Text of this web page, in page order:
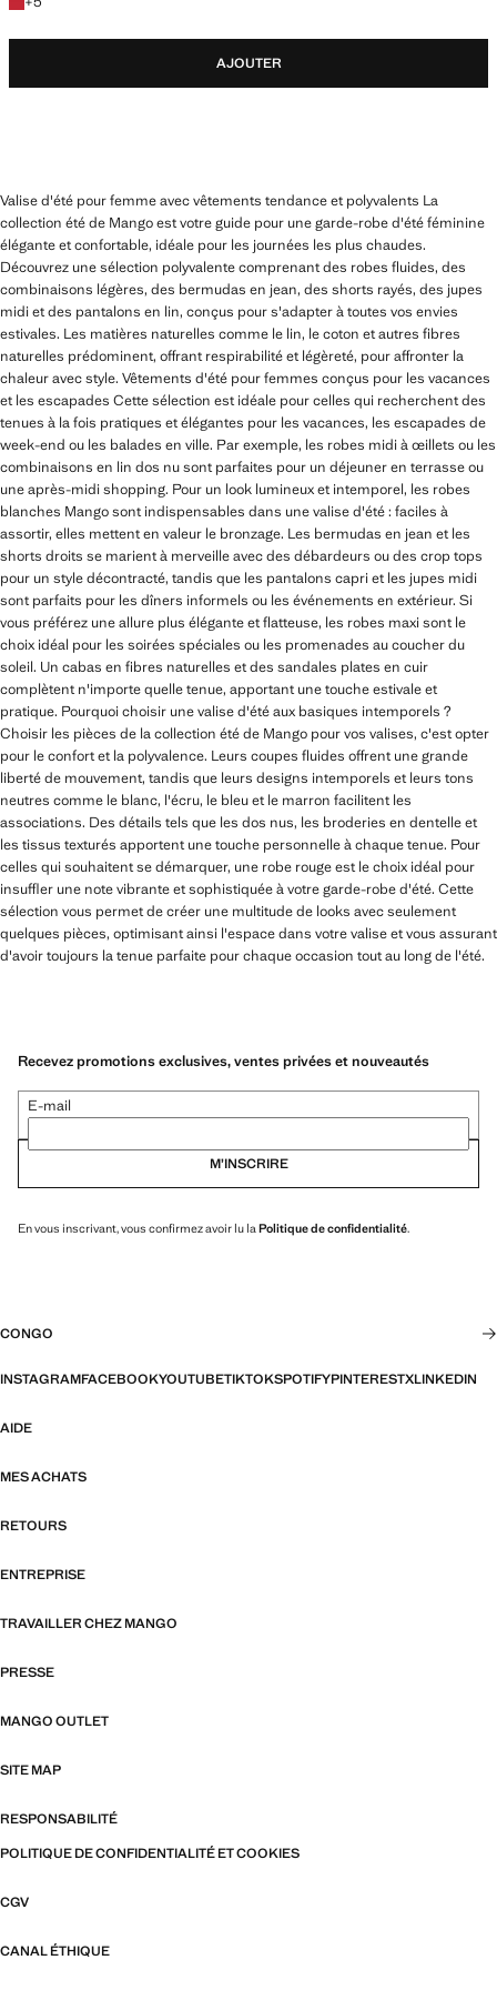
AJOUTER
Valise d'été pour femme avec vêtements tendance et polyvalents La
collection été de Mango est votre guide pour une garde-robe d'été féminine
élégante et confortable, idéale pour les journées les plus chaudes.
Découvrez une sélection polyvalente comprenant des robes fluides, des
combinaisons légères, des bermudas en jean, des shorts rayés, des jupes
midi et des pantalons en lin, conçus pour s'adapter à toutes vos envies
estivales. Les matières naturelles comme le lin, le coton et autres fibres
naturelles prédominent, offrant respirabilité et légèreté, pour affronter la
chaleur avec style. Vêtements d'été pour femmes conçus pour les vacances
et les escapades Cette sélection est idéale pour celles qui recherchent des
tenues à la fois pratiques et élégantes pour les vacances, les escapades de
week-end ou les balades en ville. Par exemple, les robes midi à œillets ou les
combinaisons en lin dos nu sont parfaites pour un déjeuner en terrasse ou
une après-midi shopping. Pour un look lumineux et intemporel, les robes
blanches Mango sont indispensables dans une valise d'été : faciles à
assortir, elles mettent en valeur le bronzage. Les bermudas en jean et les
shorts droits se marient à merveille avec des débardeurs ou des crop tops
pour un style décontracté, tandis que les pantalons capri et les jupes midi
sont parfaits pour les dîners informels ou les événements en extérieur. Si
vous préférez une allure plus élégante et flatteuse, les robes maxi sont le
choix idéal pour les soirées spéciales ou les promenades au coucher du
soleil. Un cabas en fibres naturelles et des sandales plates en cuir
complètent n'importe quelle tenue, apportant une touche estivale et
pratique. Pourquoi choisir une valise d'été aux basiques intemporels ?
Choisir les pièces de la collection été de Mango pour vos valises, c'est opter
pour le confort et la polyvalence. Leurs coupes fluides offrent une grande
liberté de mouvement, tandis que leurs designs intemporels et leurs tons
neutres comme le blanc, l'écru, le bleu et le marron facilitent les
associations. Des détails tels que les dos nus, les broderies en dentelle et
les tissus texturés apportent une touche personnelle à chaque tenue. Pour
celles qui souhaitent se démarquer, une robe rouge est le choix idéal pour
insuffler une note vibrante et sophistiquée à votre garde-robe d'été. Cette
sélection vous permet de créer une multitude de looks avec seulement
quelques pièces, optimisant ainsi l'espace dans votre valise et vous assurant
d'avoir toujours la tenue parfaite pour chaque occasion tout au long de l'été.
Recevez promotions exclusives, ventes privées et nouveautés
E-mail
M’INSCRIRE
En vous inscrivant, vous confirmez avoir lu la Politique de confidentialité.
CONGO
INSTAGRAMFACEBOOKYOUTUBETIKTOKSPOTIFYPINTERESTXLINKEDIN
AIDE
MES ACHATS
RETOURS
ENTREPRISE
TRAVAILLER CHEZ MANGO
PRESSE
MANGO OUTLET
SITE MAP
RESPONSABILITÉ
POLITIQUE DE CONFIDENTIALITÉ ET COOKIES
CGV
CANAL ÉTHIQUE